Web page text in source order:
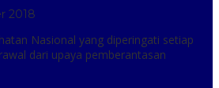
2018
online
Nasional yang diperingati setiap
dari upaya pemberantasan